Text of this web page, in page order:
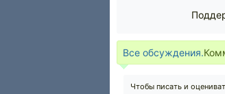
Все обсуждения.
Чтобы писать и